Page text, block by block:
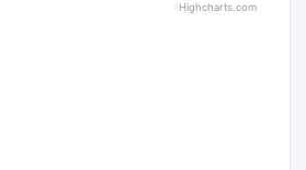
Highcharts.com